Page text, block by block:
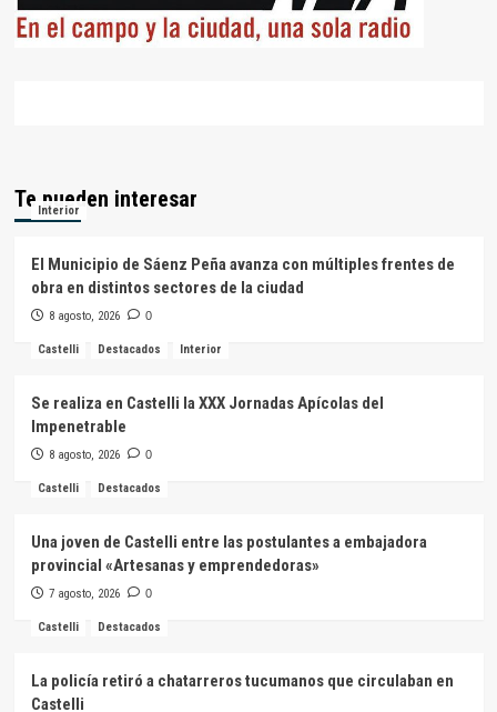
Te pueden interesar
Interior
El Municipio de Sáenz Peña avanza con múltiples frentes de
obra en distintos sectores de la ciudad
8 agosto, 2026 0
Castelli Destacados Interior
Se realiza en Castelli la XXX Jornadas Apícolas del
Impenetrable
8 agosto, 2026 0
Castelli Destacados
Una joven de Castelli entre las postulantes a embajadora
provincial «Artesanas y emprendedoras»
7 agosto, 2026 0
Castelli Destacados
La policía retiró a chatarreros tucumanos que circulaban en
Castelli